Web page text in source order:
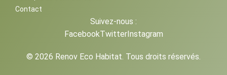
Contact
Suivez-nous :
FacebookTwitterInstagram
© 2026 Renov Eco Habitat. Tous droits réservés.